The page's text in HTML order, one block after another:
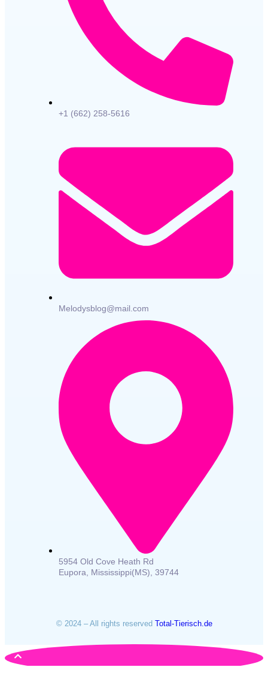
+1 (662) 258-5616
Melodysblog@mail.com
5954 Old Cove Heath Rd
Eupora, Mississippi(MS), 39744
© 2024 – All rights reserved Total-Tierisch.de